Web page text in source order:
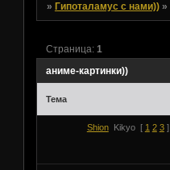
» Гипоталамус с нами)) »
аниме-картинки))
Страница: 1
Тема
Shion Kikyo [ 1 2 3 ]